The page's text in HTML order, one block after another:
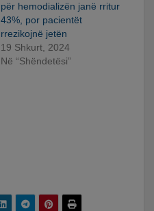
për hemodializën janë rritur
43%, por pacientët
rrezikojnë jetën
19 Shkurt, 2024
Në “Shëndetësi”